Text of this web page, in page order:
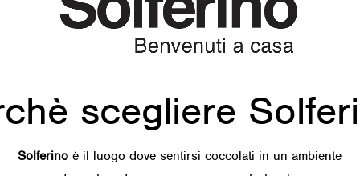
scegliere
Solferino è il luogo dove sentirsi coccolati in un ambiente